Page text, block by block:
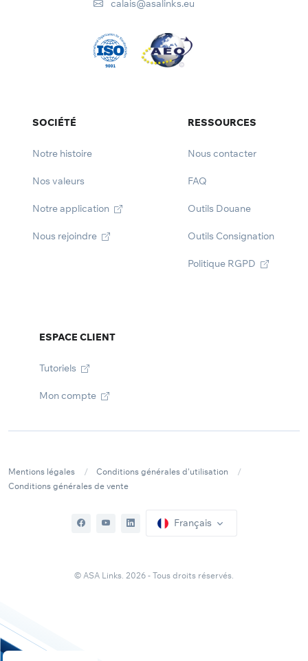
Inscrivez-vous à notre newsletter
calais@asalinks.eu
SOCIÉTÉ
Notre histoire
Nos valeurs
Notre application
Nous rejoindre
RESSOURCES
Nous contacter
FAQ
Outils Douane
Outils Consignation
Politique RGPD
ESPACE CLIENT
Tutoriels
Mon compte
Mentions légales
Conditions générales d'utilisation
Conditions générales de vente
Français
© ASA Links. 2026 - Tous droits réservés.